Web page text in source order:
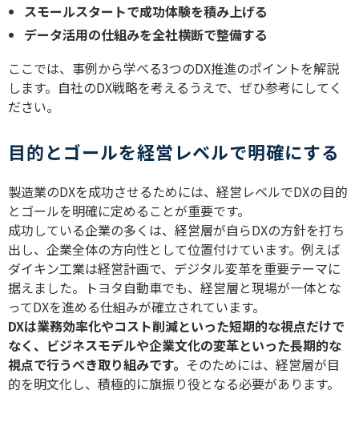
スモールスタートで成功体験を積み上げる
データ活用の仕組みを全社横断で整備する
ここでは、事例から学べる3つのDX推進のポイントを解説
します。自社のDX戦略を考えるうえで、ぜひ参考にしてく
ださい。
目的とゴールを経営レベルで明確にする
製造業のDXを成功させるためには、経営レベルでDXの目的
とゴールを明確に定めることが重要です。
成功している企業の多くは、経営層が自らDXの方針を打ち
出し、企業全体の方向性として位置付けています。例えば
ダイキン工業は経営計画で、デジタル変革を重要テーマに
据えました。トヨタ自動車でも、経営層と現場が一体とな
ってDXを進める仕組みが確立されています。
DXは業務効率化やコスト削減といった短期的な視点だけで
なく、ビジネスモデルや企業文化の変革といった長期的な
視点で行うべき取り組みです。 そのためには、経営層が目
的を明文化し、積極的に旗振り役となる必要があります。